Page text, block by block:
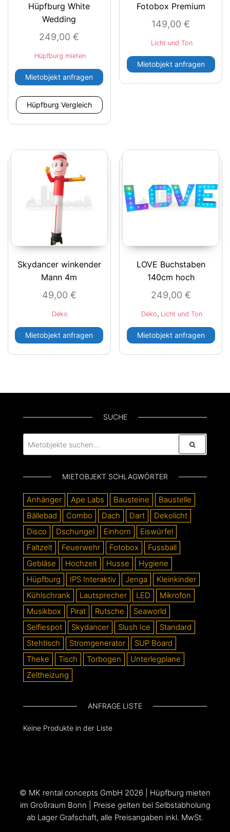
Hüpfburg White
Wedding
249,00€
Hüpfburg mieten
Mietobjekt anfragen
Hüpfburg Vergleich
Fotobox Premium
149,00€
Licht und Ton
Mietobjekt anfragen
Skydancer winkender
Mann 4m
49,00 €
Deko
Mietobjekt anfragen
LOVE Buchstaben
140cm hoch
249,00 €
Deko, Licht und Ton
Mietobjekt anfragen
SUCHE
MIETOBJEKT SCHLAGWÖRTER
Anhänger Ape Labs Bausteine
Baustelle
Bällebad
Combo Dach Dart
Dekolicht
Disco
Dschungel Einhorn
Eiswürfel
Faltzelt
Feuerwehr Fotobox
Fussball
Gebläse
Hochzeit Husse
Hygiene
Hüpfburg
IPS Interaktiv Jenga
Kleinkinder
Kühlschrank
Lautsprecher LED
Mikrofon
Musikbox
Pirat Rutsche
Seaworld
Selfiespot
Skydancer Slush Ice
Standard
Stehtisch
Stromgenerator
SUP Board
Theke
Tisch Torbogen
Unterlegplane
Zeltheizung
ANFRAGE LISTE
Keine Produkte in der Liste